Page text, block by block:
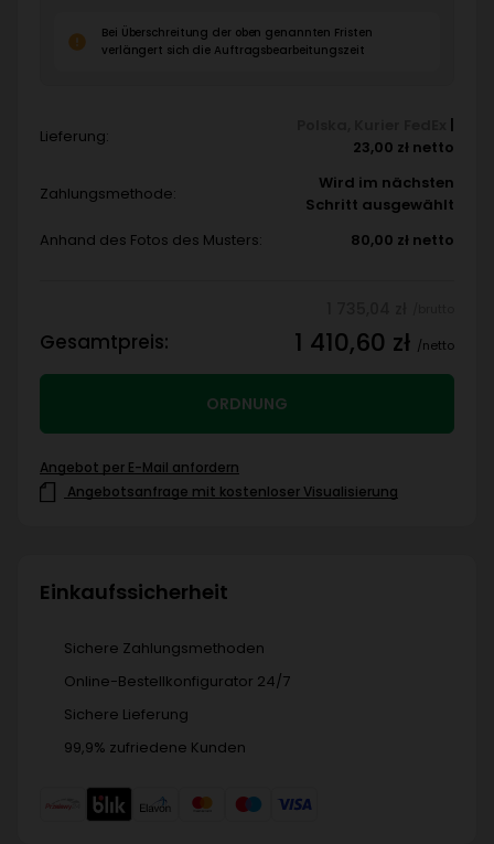
Bei Überschreitung der oben genannten Fristen
verlängert sich die Auftragsbearbeitungszeit
Lieferung:
|
23,00 zł netto
Zahlungsmethode:
Wird im nächsten
Schritt ausgewählt
Anhand des Fotos des Musters:
80,00 zł netto
Gesamtpreis: 1 410,60 zł /netto
ORDNUNG
Angebot per E-Mail anfordern
Angebotsanfrage mit kostenloser Visualisierung
Einkaufssicherheit
Sichere Zahlungsmethoden
Online-Bestellkonfigurator 24/7
Sichere Lieferung
99,9% zufriedene Kunden